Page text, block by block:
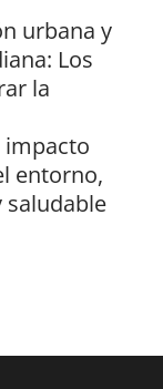
urbana y
Los
la
entorno,
saludable